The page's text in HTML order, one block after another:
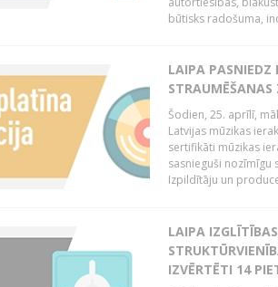
būtisks radošuma,
LAIPA PASNIEDZ
Šodien, 25. aprīlī,
Latvijas mūzikas
sertifikāti mūzikas
sasnieguši nozīmīgu
Izpildītāju un
LAIPA
IZVĒRTĒTI 14